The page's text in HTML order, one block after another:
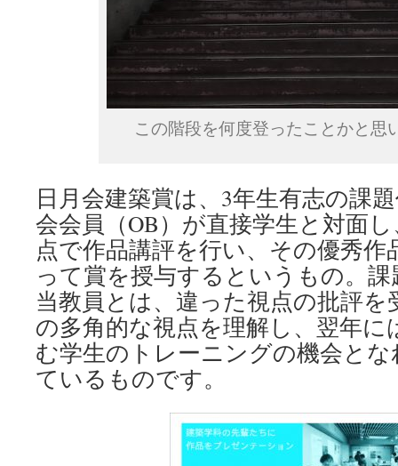
この階段を何度登ったことかと思
日月会建築賞は、3年生有志の課
会会員（OB）が直接学生と対面
点で作品講評を行い、その優秀作
って賞を授与するというもの。
当教員とは、違った視点の批評
の多角的な視点を理解し、翌年に
む学生のトレーニングの機会と
ているものです。